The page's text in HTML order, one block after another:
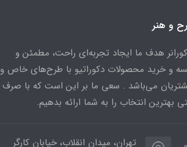
و هنر
هدف ما ایجاد تجربه‌ای راحت، مطمئن و
و خرید محصولات دکوراتیو با طرح‌های خاص و
می‌باشد . سعی ما بر این است که با صرف
بهترین انتخاب را به شما ارائه بدهیم.
تهران، میدان انقلاب، خیابان کارگر